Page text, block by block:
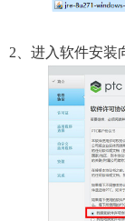
2、进入软件安装